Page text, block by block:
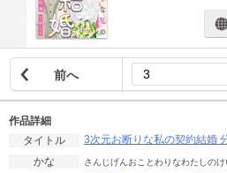
前へ
作品詳細
タイトル
3次元お断りな私の契約結婚
かな
さんじげんおことわりなわたしの